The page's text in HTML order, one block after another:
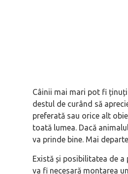
Câinii mai mari pot fi
destul de curând să
preferată sau orice alt
toată lumea. Dacă
va prinde bine. Mai
Există și posibilitatea de
va fi necesară montarea